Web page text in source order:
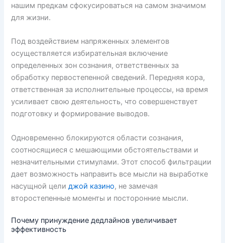
нашим предкам сфокусироваться на самом значимом
для жизни.
Под воздействием напряженных элементов
осуществляется избирательная включение
определенных зон сознания, ответственных за
обработку первостепенной сведений. Передняя кора,
ответственная за исполнительные процессы, на время
усиливает свою деятельность, что совершенствует
подготовку и формирование выводов.
Одновременно блокируются области сознания,
соотносящиеся с мешающими обстоятельствами и
незначительными стимулами. Этот способ фильтрации
дает возможность направить все мысли на выработке
насущной целиджой казино, не замечая
второстепенные моменты и посторонние мысли.
Почему принуждение дедлайнов увеличивает
эффективность